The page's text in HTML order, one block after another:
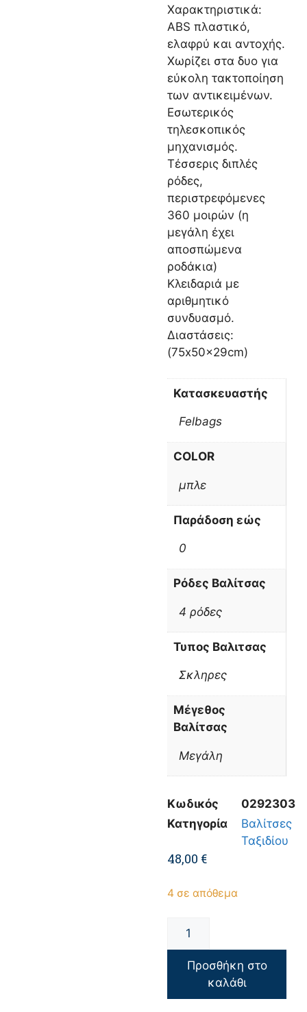
Χαρακτηριστικά:
ABS πλαστικό,
ελαφρύ και αντοχής.
Χωρίζει στα δυο για
εύκολη τακτοποίηση
των αντικειμένων.
Εσωτερικός
τηλεσκοπικός
μηχανισμός.
Τέσσερις διπλές
ρόδες,
περιστρεφόμενες
360 μοιρών (η
μεγάλη έχει
αποσπώμενα
ροδάκια)
Κλειδαριά με
αριθμητικό
συνδυασμό.
Διαστάσεις:
(75x50x29cm)
Κατασκευαστής
Felbags
COLOR
μπλε
Παράδοση εώς
0
Ρόδες Βαλίτσας
4 ρόδες
Τυπος Βαλιτσας
Σκληρες
Μέγεθος
Βαλίτσας
Μεγάλη
Κωδικός
0292303
Κατηγορία
Βαλίτσες
Ταξιδίου
48,00 €
4 σε απόθεμα
Προσθήκη στο
καλάθι